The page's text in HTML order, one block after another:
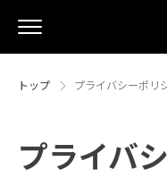
トップ プライバシーポリ
プライバ